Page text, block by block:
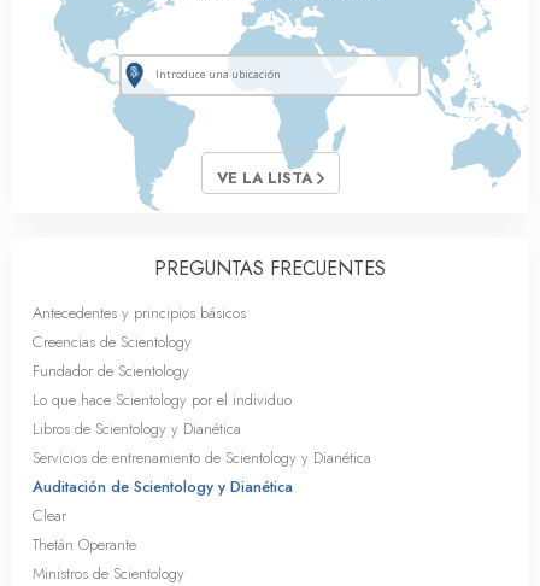
VE LA LISTA
PREGUNTAS FRECUENTES
Antecedentes y principios básicos
Creencias de Scientology
Fundador de Scientology
Lo que hace Scientology por el individuo
Libros de Scientology y Dianética
Servicios de entrenamiento de Scientology y Dianética
Auditación de Scientology y Dianética
Clear
Thetán Operante
Ministros de Scientology